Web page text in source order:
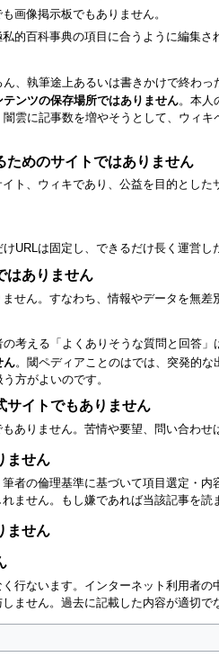
画像掲示板でもありません。
的百科事典の項目に合うように編集さ
ん、執筆途上あるいは書きかけで終わ
ンツの保存場所ではありません。本人
雲に記事数を増やそうとして、ウィ
ためのサイトではありません
ト、ウィキであり、公益を目的とし
けURLは固定し、できるだけ長く運営
はありません
せん。すなわち、情報やデータを無
考える「よくありそうな質問と回答
ん。閾ペディアことのはでは、突発的
方がよいのです。
サイトでもありません
ありません。苦情や要望、問い合わせ
ません
者の倫理基準に基づいて項目選定・
ません。もし嫌であれば当該記事を読
ません
行ないます。インターネット利用者
ません。過去に記載した内容が適切で